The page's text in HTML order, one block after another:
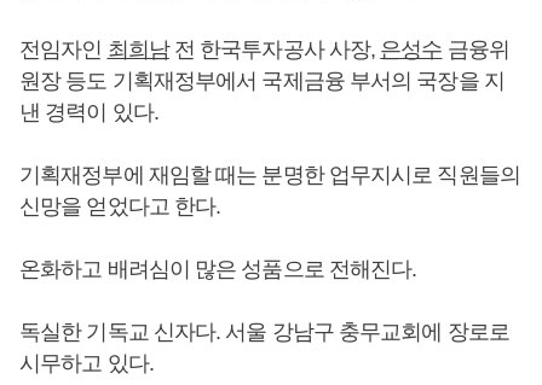
전임자인 최희남전 한국투자공사 사장, 은성수 금융위
원장 등도 기획재정부에서 국제금융 부서의 국장을 지
낸 경력이 있다.
기획재정부에 재임할 때는 분명한 업무지시로 직원들의
신망을 얻었다고 한다.
온화하고 배려심이 많은 성품으로 전해진다.
독실한 기독교 신자다. 서울 강남구 충무교회에 장로로
시무하고 있다.